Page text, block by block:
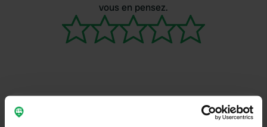
vous en pensez.
Contact